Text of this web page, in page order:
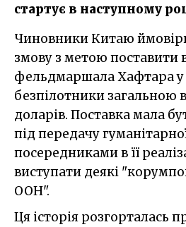
стартує в наступному
Чиновники Китаю ймовірно вступили в
змову з метою поставити
фельдмаршала Хафтара у
безпілотники загальною
доларів. Поставка мала
під передачу
посередниками в її
виступати деякі
ООН".
Ця історія розгорталась